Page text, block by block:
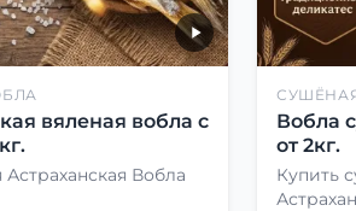
вяленая вобла с
Вобла
Вобла
от 2кг.
Купить